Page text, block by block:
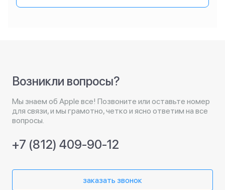
Возникли вопросы?
Мы знаем об Apple все! Позвоните или оставьте номер
для связи, и мы грамотно, четко и ясно ответим на все
вопросы.
+7 (812) 409-90-12
заказать звонок